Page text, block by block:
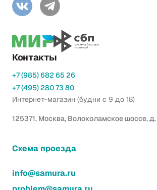
Контакты
+7 (985) 682 65 26
+7 (495) 280 73 80
Интернет-магазин (будни с 9 до 18)
125371, Москва, Волоколамское шоссе, д.
Схема проезда
info@samura.ru